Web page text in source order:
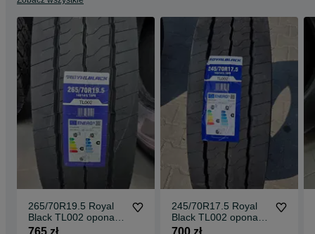
opona ciężarowa, opony ciężarowe 22.5, opony tir, opony do
ciężarówki, opona napędowa, opony do tira, opony do ciągnika
siodłowego, opony ciężarowe nowe
265/70R19.5 Royal
Black TL002 opona
ciężarowa naczepowa
765 zł
245/70R17.5 Royal
Black TL002 opona
ciężarowa naczepowa
700 zł